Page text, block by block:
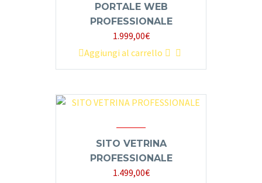
PORTALE WEB
PROFESSIONALE
1.999,00€
Aggiungi al carrello
SITO VETRINA
PROFESSIONALE
1.499,00€